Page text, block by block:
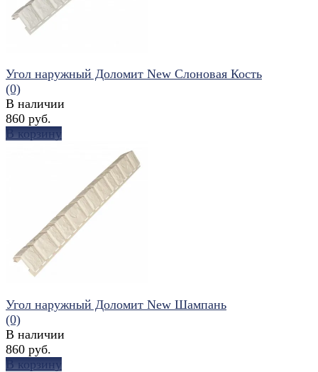
сравнить
Угол наружный Доломит New Слоновая Кость
(0)
В наличии
860 руб.
В корзину
Угол наружный Доломит New Шампань
(0)
В наличии
860 руб.
В корзину